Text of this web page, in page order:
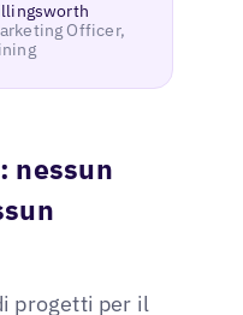
Officer,
nessun
progetti per il